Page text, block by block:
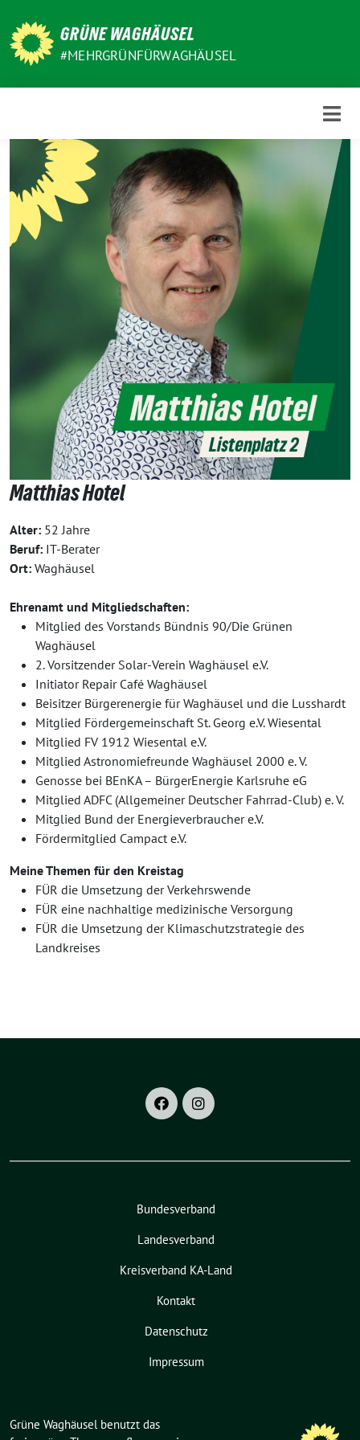
zum
Inhalt
GRÜNE WAGHÄUSEL
#MEHRGRÜNFÜRWAGHÄUSEL
Matthias Hotel
Alter: 52 Jahre
Beruf: IT-Berater
Ort: Waghäusel
Ehrenamt und Mitgliedschaften:
Mitglied des Vorstands Bündnis 90/Die Grünen
Waghäusel
2. Vorsitzender Solar-Verein Waghäusel e.V.
Initiator Repair Café Waghäusel
Beisitzer Bürgerenergie für Waghäusel und die Lusshardt
Mitglied Fördergemeinschaft St. Georg e.V. Wiesental
Mitglied FV 1912 Wiesental e.V.
Mitglied Astronomiefreunde Waghäusel 2000 e. V.
Genosse bei BEnKA – BürgerEnergie Karlsruhe eG
Mitglied ADFC (Allgemeiner Deutscher Fahrrad-Club) e. V.
Mitglied Bund der Energieverbraucher e.V.
Fördermitglied Campact e.V.
Meine Themen für den Kreistag
FÜR die Umsetzung der Verkehrswende
FÜR eine nachhaltige medizinische Versorgung
FÜR die Umsetzung der Klimaschutzstrategie des
Landkreises
Bundesverband
Landesverband
Kreisverband KA-Land
Kontakt
Datenschutz
Impressum
Grüne Waghäusel benutzt das